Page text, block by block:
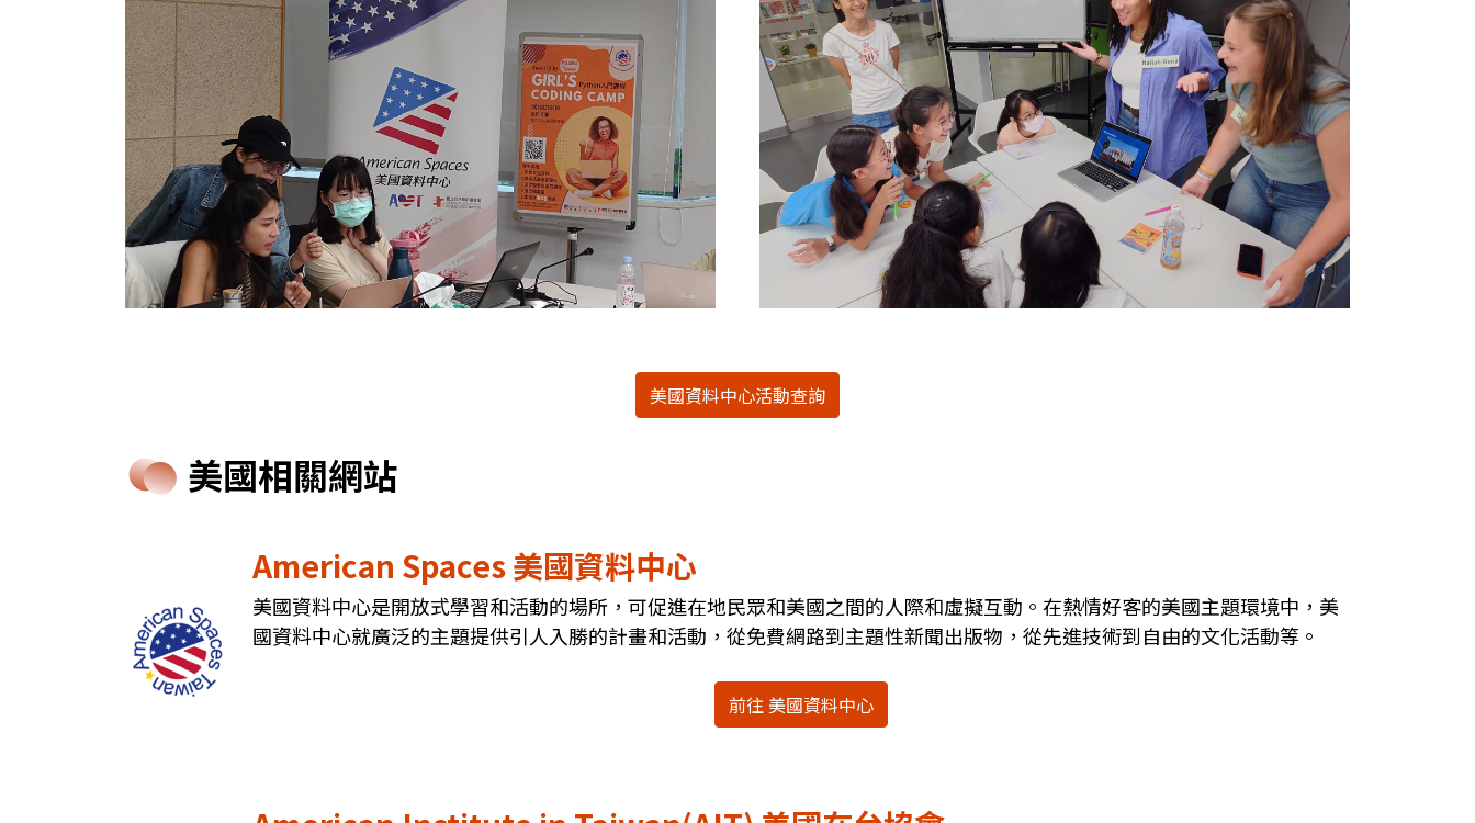
美國資料中心活動查詢
美國相關網站
American Spaces 美國資料中心
美國資料中心是開放式學習和活動的場所，可促進在地民眾和美國之間的人際和虛擬互動。在熱情好客的美國主題環境中，美
國資料中心就廣泛的主題提供引人入勝的計畫和活動，從免費網路到主題性新聞出版物，從先進技術到自由的文化活動等。
前往 美國資料中心